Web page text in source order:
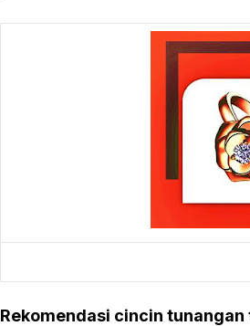
Rekomendasi cincin